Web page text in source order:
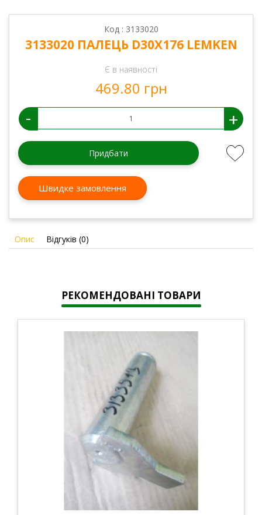
Код : 3133020
3133020 ПАЛЕЦЬ D30Х176 LEMKEN
Є в наявності
469.80 грн
- +
Придбати
Швидке замовлення
Опис Відгуків (0)
РЕКОМЕНДОВАНІ ТОВАРИ